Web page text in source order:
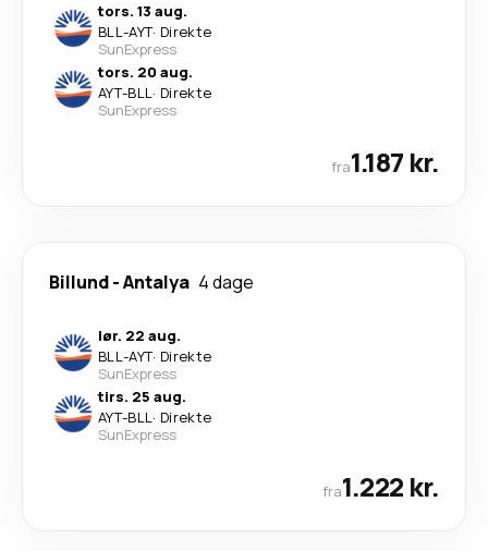
tors. 13 aug.
BLL-AYT· Direkte
SunExpress
tors. 20 aug.
AYT-BLL· Direkte
SunExpress
fra1.187 kr.
Billund-Antalya 4 dage
lør. 22 aug.
BLL-AYT· Direkte
SunExpress
tirs. 25 aug.
AYT-BLL· Direkte
SunExpress
fra1.222 kr.